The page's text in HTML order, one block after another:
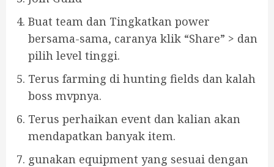
Buat team dan Tingkatkan power
bersama-sama, caranya klik “Share” > dan
pilih level tinggi.
Terus farming di hunting fields dan kalah
boss mvpnya.
Terus perhaikan event dan kalian akan
mendapatkan banyak item.
gunakan equipment yang sesuai dengan